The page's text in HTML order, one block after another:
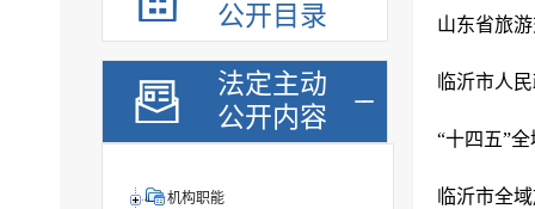
公开目录
法定主动
公开内容
机构职能
山东省旅
临沂市人
“十四五”
临沂市全